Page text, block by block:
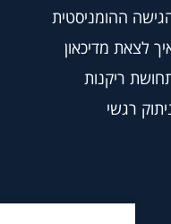
ההומניסטית
לצאת מדיכאון
ריקנות
רגשי